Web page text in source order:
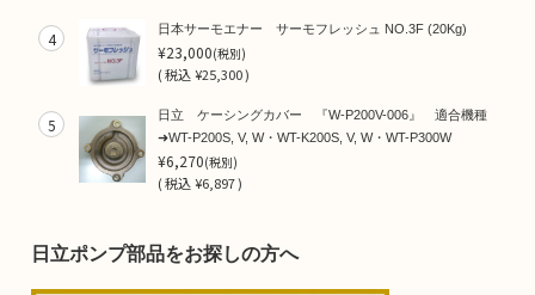
4 日本サーモエナー サーモフレッシュ NO.3F (20Kg)
¥23,000(税別)
(税込¥25,300 )
5
日立 ケーシングカバー 『W-P200V-006』 適合機種
➜WT-P200S, V, W・WT-K200S, V, W・WT-P300W
¥6,270(税別)
(税込¥6,897 )
日立ポンプ部品をお探しの方へ